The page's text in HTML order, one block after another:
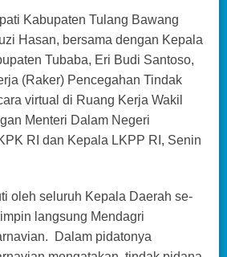
Kabupaten Tulang Bawang
Hasan, bersama dengan Kepala
Tubaba, Eri Budi Santoso,
(Raker) Pencegahan Tindak
virtual di Ruang Kerja Wakil
Menteri Dalam Negeri
RI dan Kepala LKPP RI, Senin
oleh seluruh Kepala Daerah se-
langsung Mendagri
Dalam pidatonya